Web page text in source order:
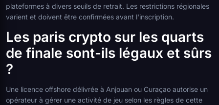
plateformes à divers seuils de retrait. Les restrictions régionales
varient et doivent être confirmées avant l'inscription.
Les paris crypto sur les quarts
de finale sont-ils légaux et sûrs
?
Une licence offshore délivrée à Anjouan ou Curaçao autorise un
opérateur à gérer une activité de jeu selon les règles de cette